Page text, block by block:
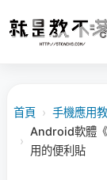
首頁 › 手機應用
›
Android軟體
用的便利貼